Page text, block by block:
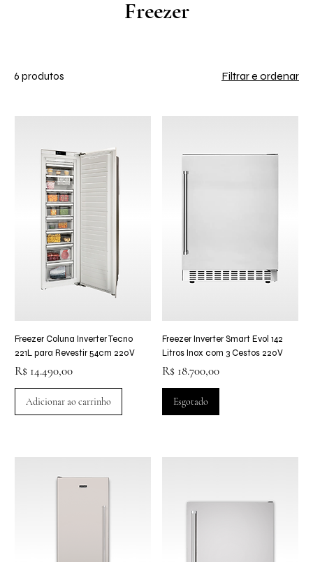
Freezer
6 produtos Filtrar e ordenar
Freezer Coluna Inverter Tecno
221L para Revestir 54cm 220V
Preço
R$ 14.490,00
Adicionar ao carrinho
Freezer Inverter Smart Evol 142
Litros Inox com 3 Cestos 220V
Preço
R$ 18.700,00
Esgotado